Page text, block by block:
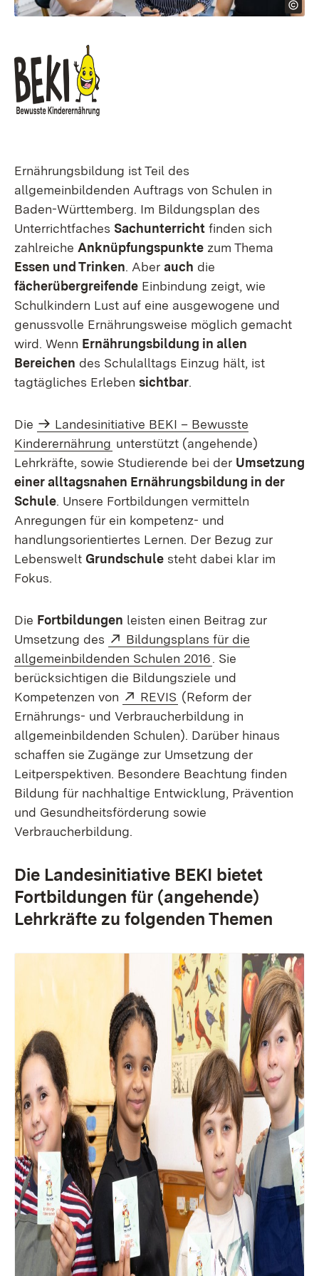
Ernährungsbildung ist Teil des
allgemeinbildenden Auftrags von Schulen in
Baden-Württemberg. Im Bildungsplan des
Unterrichtfaches Sachunterricht finden sich
zahlreiche Anknüpfungspunkte zum Thema
Essen und Trinken. Aber auch die
fächerübergreifende Einbindung zeigt, wie
Schulkindern Lust auf eine ausgewogene und
genussvolle Ernährungsweise möglich gemacht
wird. Wenn Ernährungsbildung in allen
Bereichen des Schulalltags Einzug hält, ist
tagtägliches Erleben sichtbar.
Die
Landesinitiative BEKI – Bewusste
Kinderernährung unterstützt (angehende)
Lehrkräfte, sowie Studierende bei der Umsetzung
einer alltagsnahen Ernährungsbildung in der
Schule. Unsere Fortbildungen vermitteln
Anregungen für ein kompetenz- und
handlungsorientiertes Lernen. Der Bezug zur
Lebenswelt Grundschule steht dabei klar im
Fokus.
Die Fortbildungen leisten einen Beitrag zur
Umsetzung des
Extern:
Bildungsplans für die
allgemeinbildenden Schulen 2016 (Öffnet in neuem
. Sie
berücksichtigen die Bildungsziele und
Kompetenzen von
Extern:
REVIS (Öffnet in neuem
(Reform der
Ernährungs- und Verbraucherbildung in
allgemeinbildenden Schulen). Darüber hinaus
schaffen sie Zugänge zur Umsetzung der
Leitperspektiven. Besondere Beachtung finden
Bildung für nachhaltige Entwicklung, Prävention
und Gesundheitsförderung sowie
Verbraucherbildung.
Die Landesinitiative BEKI bietet
Fortbildungen für (angehende)
Lehrkräfte zu folgenden Themen